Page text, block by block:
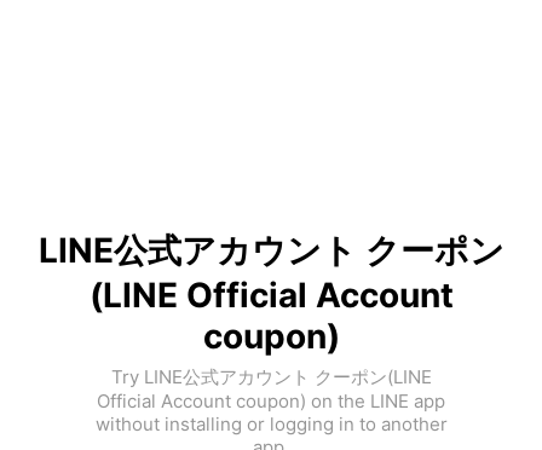
LINE公式アカウント クーポン
(LINE Official Account
coupon)
Try LINE公式アカウント クーポン(LINE
Official Account coupon) on the LINE app
without installing or logging in to another